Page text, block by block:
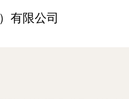
有限公司